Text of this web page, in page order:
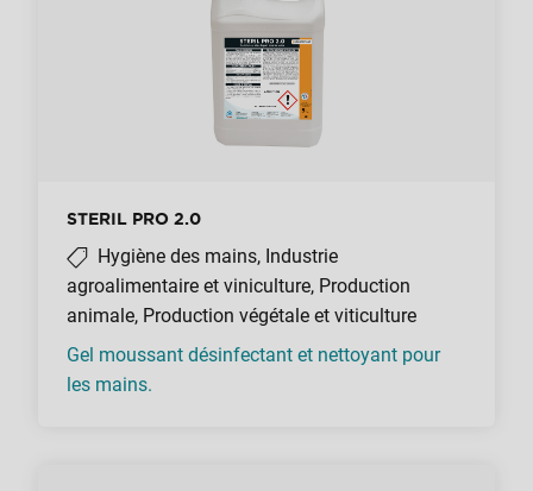
STERIL PRO 2.0
Hygiène des mains, Industrie
agroalimentaire et viniculture, Production
animale, Production végétale et viticulture
Gel moussant désinfectant et nettoyant pour
les mains.